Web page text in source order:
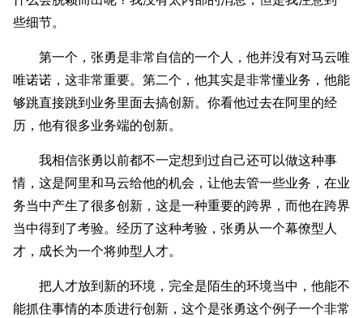
些细节。
第一个，张勇是非常自信的一个人，他并没有对马云唯
唯诺诺，这非常重要。第二个，他其实是非常懂业务，他能
够跳直接跳到业务里面去搞创新。你看他过去在阿里的经
历，他有很多业务端的创新。
我相信张勇以前都不一定想到过自己还可以做这种事
情，这是阿里和马云给他的机会，让他去管一些业务，在业
务当中产生了很多创新，这是一种重要的跨界，而他在跨界
当中得到了考验。经历了这种考验，张勇从一个幕僚型人
才，成长为一个将帅型人才。
把人才放到新的环境，完全是陌生的环境当中，他能不
能抓住事情的本质进行创新，这个是张勇这个例子一个非常